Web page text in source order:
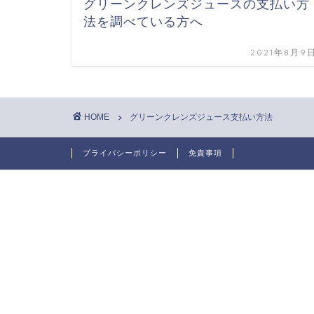
グリーンクレンズジュースの支払い方
法を調べている方へ
2021年8月9
HOME グリーンクレンズジュース支払い方法
プライバシーポリシー 免責事項